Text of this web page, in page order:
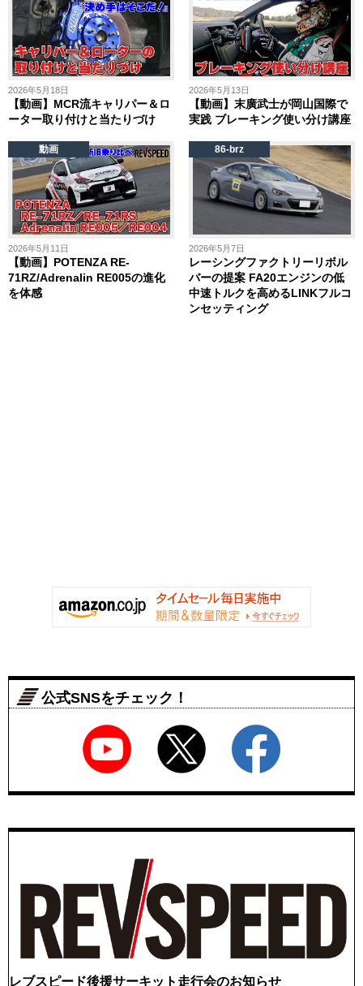
2026年5月18日
【動画】MCR流キャリパー＆ロ
ーター取り付けと当たりづけ
2026年5月13日
【動画】末廣武士が岡山国際で
実践 ブレーキング使い分け講座
2026年5月11日
【動画】POTENZA RE-
71RZ/Adrenalin RE005の進化
を体感
動画
2026年5月7日
レーシングファクトリーリボル
バーの提案 FA20エンジンの低
中速トルクを高めるLINKフルコ
ンセッティング
86-brz
公式SNSをチェック！
レブスピード後援サーキット走行会のお知らせ